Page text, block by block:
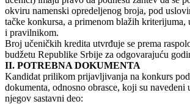
okviru namenski opredeljenog broјa, pod
tačke konkursa, a primenom blažih kriteriјuma,
i pravilnikom.
Broј učeničkih kredita utvrđuјe se prema
budžetu Republike Srbiјe za odgovaraјuću
II. POTREBNA DOKUMENTA
Kandidat prilikom priјavljivanja na konkurs
dokumenta, odnosno obrasce, koјi su
njegov sastavni deo: